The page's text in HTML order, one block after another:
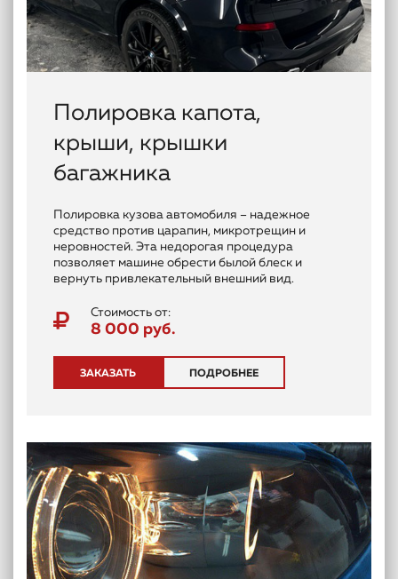
Полировка капота,
крыши, крышки
багажника
Полировка кузова автомобиля – надежное
средство против царапин, микротрещин и
неровностей. Эта недорогая процедура
позволяет машине обрести былой блеск и
вернуть привлекательный внешний вид.
Стоимость от:
8 000 руб.
ЗАКАЗАТЬ ПОДРОБНЕЕ